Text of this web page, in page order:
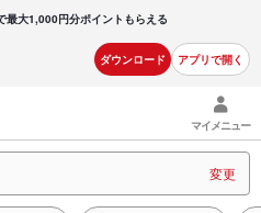
最大1,000円分ポイントもらえる
ダウンロード アプリで開く
マイメニュー
変更